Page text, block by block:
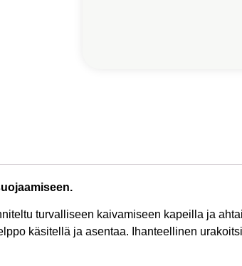
turvalliseen kaivamiseen kapeilla ja
käsitellä ja asentaa. Ihanteellinen